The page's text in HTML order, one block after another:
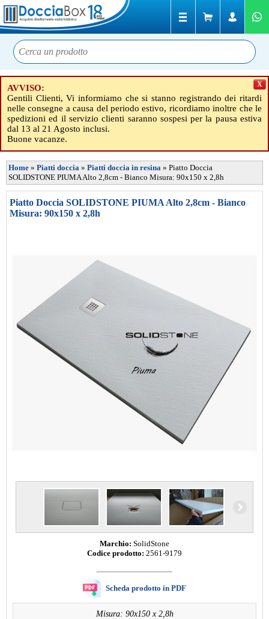
AVVISO:
Gentili Clienti, Vi informiamo che si stanno registrando dei ritardi
nelle consegne a causa del periodo estivo, ricordiamo inoltre che le
spedizioni ed il servizio clienti saranno sospesi per la pausa estiva
dal 13 al 21 Agosto inclusi.
Buone vacanze.
X
Home » Piatti doccia » Piatti doccia in resina » Piatto Doccia
SOLIDSTONE PIUMA Alto 2,8cm - Bianco Misura: 90x150 x 2,8h
Piatto Doccia SOLIDSTONE PIUMA Alto 2,8cm - Bianco
Misura: 90x150 x 2,8h
Marchio: SolidStone
Codice prodotto: 2561-9179
Scheda prodotto in PDF
Misura: 90x150 x 2,8h